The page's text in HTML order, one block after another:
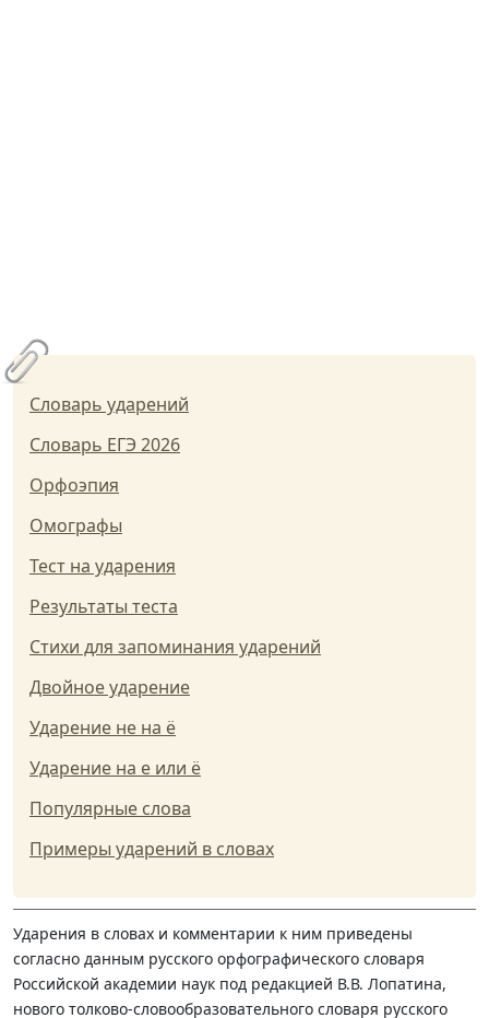
Словарь ударений
Словарь ЕГЭ 2026
Орфоэпия
Омографы
Тест на ударения
Результаты теста
Стихи для запоминания ударений
Двойное ударение
Ударение не на ё
Ударение на е или ё
Популярные слова
Примеры ударений в словах
Ударения в словах и комментарии к ним приведены
согласно данным русского орфографического словаря
Российской академии наук под редакцией В.В. Лопатина,
нового толково-словообразовательного словаря русского